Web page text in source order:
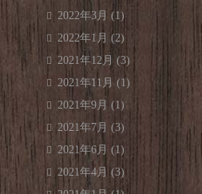
2022年3月 (1)
2022年1月 (2)
2021年12月 (3)
2021年11月 (1)
2021年9月 (1)
2021年7月 (3)
2021年6月 (1)
2021年4月 (3)